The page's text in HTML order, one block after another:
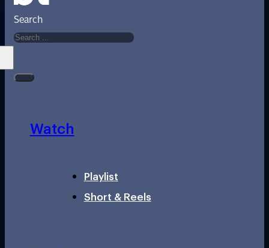
Search
Watch
Playlist
Short & Reels